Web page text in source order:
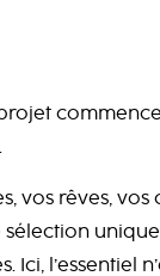
vos rêves,
sélection
Ici, l’essentiel